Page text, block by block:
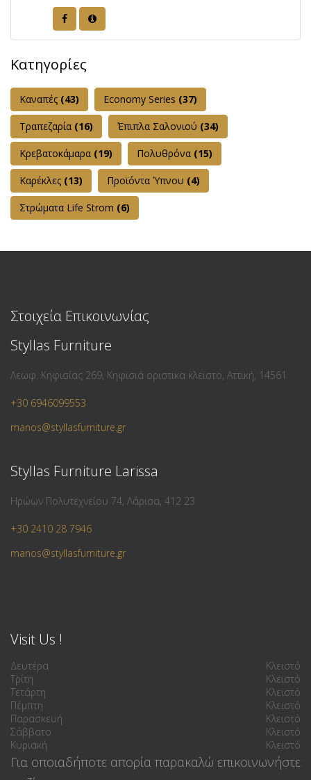
Κατηγορίες
Καναπές (43) Εconomy Series (37)
Τραπεζαρία (16) Έπιπλα Σαλονιού (34)
Κρεβατοκάμαρα (19) Πολυθρόνα (15)
Καρέκλες (13) Προϊόντα Ύπνου (4)
Στρώματα Life Strom (6)
Στοιχεία Επικοινωνίας
Styllas Furniture
Λεωφ. Κηφισίας 269, Κηφισιά οριστικα κλειστο, Αττική, 14561
+30 6946099553
manos@styllasfurniture.gr
Styllas Furniture Larissa
Ηρώων Πολυτεχνείου 74, Λάρισα, 412 23
+30 2410 28 7946
manos@styllasfurniture.gr
Visit Us !
Δευτέρα
Κλειστό
Τρίτη
Κλειστό
Τετάρτη
Κλειστό
Πέμπτη
Κλειστό
Παρασκευή
Κλειστό
Σάββατο
Κλειστό
Κυριακή
Κλειστό
Για οποιαδήποτε απορία παρακαλώ επικοινωνήστε